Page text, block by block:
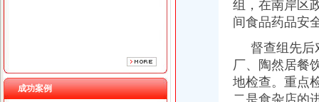
成功案例
重庆海谛升进出口贸易有限公司 渝北100万 （进出口权）
重庆奕欣锦诚商贸有限公司 渝九50万 （工商注册）
重庆信同广告有限公司 渝沙50万 （工商注册）
组，在南岸区
间食品药品安
督查组先后
厂、陶然居餐
地检查。重点
二是食杂店的